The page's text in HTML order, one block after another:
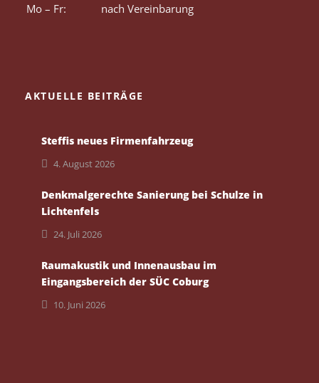
Mo – Fr:
nach Vereinbarung
AKTUELLE BEITRÄGE
Steffis neues Firmenfahrzeug
4. August 2026
Denkmalgerechte Sanierung bei Schulze in
Lichtenfels
24. Juli 2026
Raumakustik und Innenausbau im
Eingangsbereich der SÜC Coburg
10. Juni 2026